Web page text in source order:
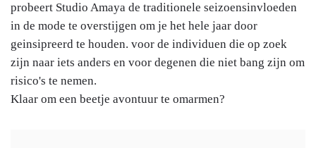
probeert Studio Amaya de traditionele seizoensinvloeden
in de mode te overstijgen om je het hele jaar door
geinsipreerd te houden. voor de individuen die op zoek
zijn naar iets anders en voor degenen die niet bang zijn om
risico's te nemen.
Klaar om een beetje avontuur te omarmen?